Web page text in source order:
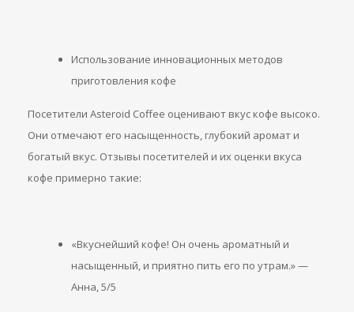
Использование инновационных методов
приготовления кофе
Посетители Asteroid Coffee оценивают вкус кофе высоко.
Они отмечают его насыщенность, глубокий аромат и
богатый вкус. Отзывы посетителей и их оценки вкуса
кофе примерно такие:
«Вкуснейший кофе! Он очень ароматный и
насыщенный, и приятно пить его по утрам.» —
Анна, 5/5